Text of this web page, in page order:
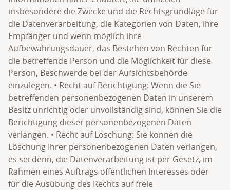
insbesondere die Zwecke und die Rechtsgrundlage für
die Datenverarbeitung, die Kategorien von Daten, ihre
Empfänger und wenn möglich ihre
Aufbewahrungsdauer, das Bestehen von Rechten für
die betreffende Person und die Möglichkeit für diese
Person, Beschwerde bei der Aufsichtsbehörde
einzulegen. • Recht auf Berichtigung: Wenn die Sie
betreffenden personenbezogenen Daten in unserem
Besitz unrichtig oder unvollständig sind, können Sie die
Berichtigung dieser personenbezogenen Daten
verlangen. • Recht auf Löschung: Sie können die
Löschung Ihrer personenbezogenen Daten verlangen,
es sei denn, die Datenverarbeitung ist per Gesetz, im
Rahmen eines Auftrags öffentlichen Interesses oder
für die Ausübung des Rechts auf freie